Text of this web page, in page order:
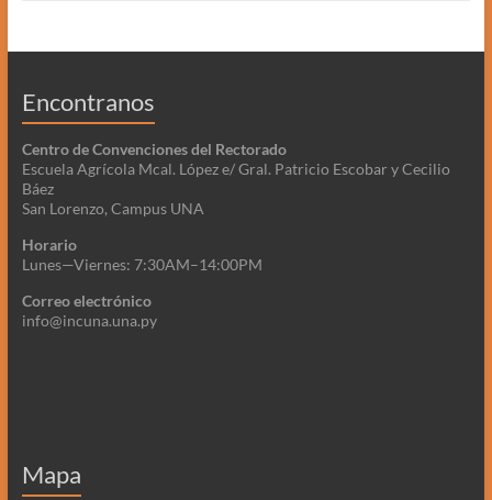
Encontranos
Centro de Convenciones del Rectorado
Escuela Agrícola Mcal. López e/ Gral. Patricio Escobar y Cecilio
Báez
San Lorenzo, Campus UNA
Horario
Lunes—Viernes: 7:30AM–14:00PM
Correo electrónico
info@incuna.una.py
Mapa